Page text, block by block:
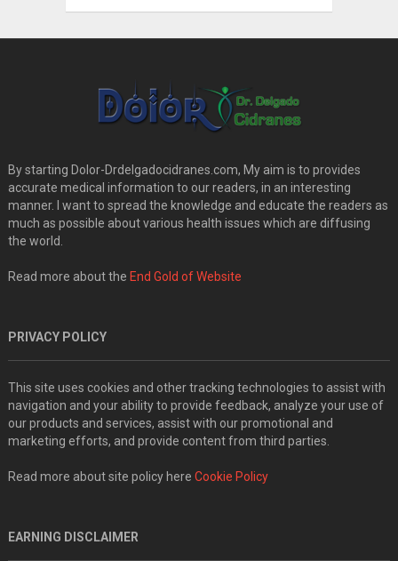
By starting Dolor-Drdelgadocidranes.com, My aim is to provides
accurate medical information to our readers, in an interesting
manner. I want to spread the knowledge and educate the readers as
much as possible about various health issues which are diffusing
the world.
Read more about the End Gold of Website
PRIVACY POLICY
This site uses cookies and other tracking technologies to assist with
navigation and your ability to provide feedback, analyze your use of
our products and services, assist with our promotional and
marketing efforts, and provide content from third parties.
Read more about site policy here Cookie Policy
EARNING DISCLAIMER